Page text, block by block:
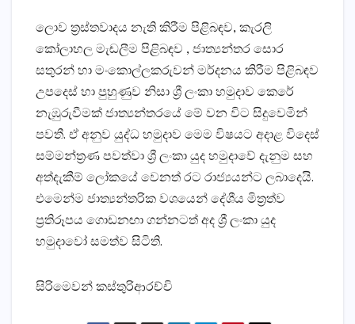
ලොව ත්‍රස්‌තවාදය නැති කිරීම පිළිබඳව, කැරලි
කෝලාහල මැඬලීම පිළිබඳව , ජාත්‍යන්තර සොර
සතුරන් හා මංකොල්ලකරුවන් මර්දනය කිරීම පිළිබඳව
උපදෙස්‌ හා පුහුණුව නිසා ශ්‍රී ලංකා හමුදාව කෙරේ
නැඹුරුවීමක්‌ ජාත්‍යන්තරයේ මේ වන විට සිදුවෙමින්
පවතී. ඒ අනුව යුද්ධ හමුදාව මෙම විෂයට අදාළ විදෙස්‌
සම්මන්ත්‍රණ පවත්වා ශ්‍රී ලංකා යුද හමුදාවේ දැනුම සහ
අත්දැකීම් ලෝකයේ වෙනත් රට රාජ්‍යයන්ට ලබාදෙයි.
එමෙන්ම ජාත්‍යන්තරික වශයෙන් දේශීය මිත්‍රත්ව
ප්‍රතිරූපය ගොඩනඟා ගන්නටත් අද ශ්‍රී ලංකා යුද
හමුදාවෝ සමත්ව සිටිති.
සිරිමෙවන් කස්‌තුරිආරච්චි